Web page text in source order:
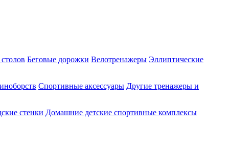
Беговые дорожки Велотренажеры Эллиптические
Спортивные аксессуары Другие тренажеры и
стенки Домашние детские спортивные комплексы